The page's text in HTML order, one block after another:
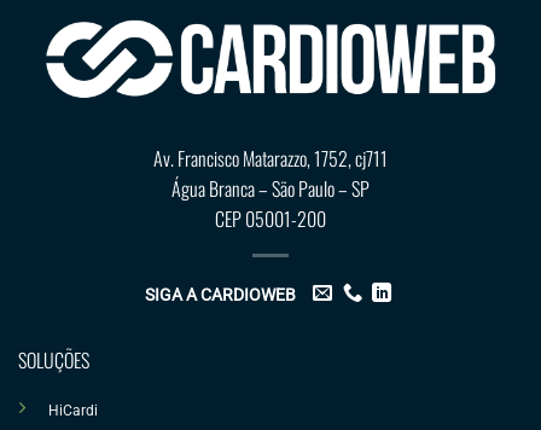
Av. Francisco Matarazzo, 1752, cj711
Água Branca – São Paulo – SP
CEP 05001-200
SIGA A CARDIOWEB
SOLUÇÕES
HiCardi